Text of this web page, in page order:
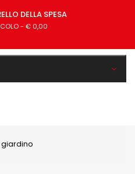
DELLA SPESA
- € 0,00